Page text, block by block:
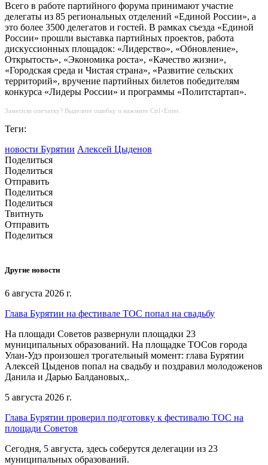
Всего в работе партийного форума принимают участие
делегаты из 85 региональных отделений «Единой России», а
это более 3500 делегатов и гостей. В рамках съезда «Единой
России» прошли выставка партийных проектов, работа
дискуссионных площадок: «Лидерство», «Обновление»,
Открытость», «Экономика роста», «Качество жизни»,
«Городская среда и Чистая страна», «Развитие сельских
территорий», вручение партийных билетов победителям
конкурса «Лидеры России» и программы «Политстартап».
Заметили опечатку? Выделите ошибку и нажмите Ctrl+Enter.
Теги:
новости Бурятии Алексей Цыденов
Поделиться
Поделиться
Отправить
Поделиться
Поделиться
Твитнуть
Отправить
Поделиться
Другие новости
6 августа 2026 г.
Глава Бурятии на фестивале ТОС попал на свадьбу
На площади Советов развернули площадки 23
муниципальных образований. На площадке ТОСов города
Улан-Удэ произошел трогательный момент: глава Бурятии
Алексей Цыденов попал на свадьбу и поздравил молодоженов
Данила и Дарью Балдановых,.
5 августа 2026 г.
Глава Бурятии проверил подготовку к фестивалю ТОС на
площади Советов
Сегодня, 5 августа, здесь соберутся делегации из 23
муниципальных образований.